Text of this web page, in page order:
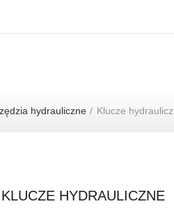
hydrauliczne Klucze
KLUCZE HYDRAULICZNE